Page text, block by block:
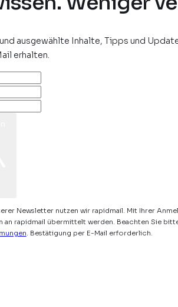
ausgewählte Inhalte, Tipps und
erhalten.
Newsletter nutzen wir rapidmail. Mit Ihrer
an rapidmail übermittelt werden. Beachten Sie
. Bestätigung per E-Mail erforderlich.